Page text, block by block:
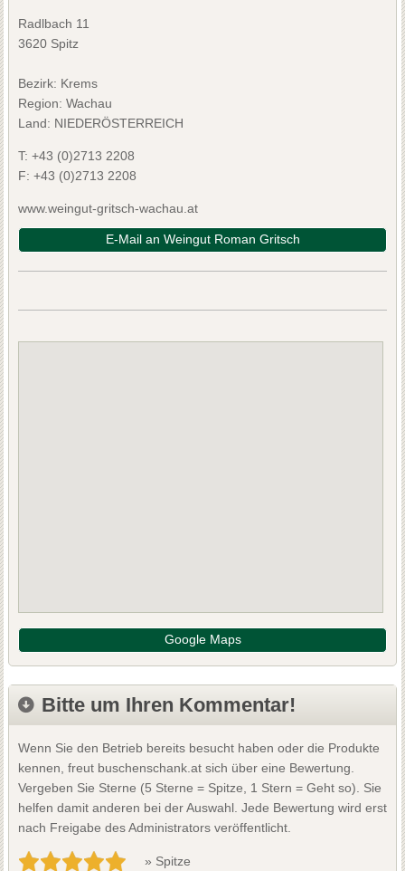
Radlbach 11
3620 Spitz
Bezirk: Krems
Region: Wachau
Land: NIEDERÖSTERREICH
T: +43 (0)2713 2208
F: +43 (0)2713 2208
www.weingut-gritsch-wachau.at
E-Mail an Weingut Roman Gritsch
Google Maps
Bitte um Ihren Kommentar!
Wenn Sie den Betrieb bereits besucht haben oder die Produkte
kennen, freut buschenschank.at sich über eine Bewertung.
Vergeben Sie Sterne (5 Sterne = Spitze, 1 Stern = Geht so). Sie
helfen damit anderen bei der Auswahl. Jede Bewertung wird erst
nach Freigabe des Administrators veröffentlicht.
» Spitze